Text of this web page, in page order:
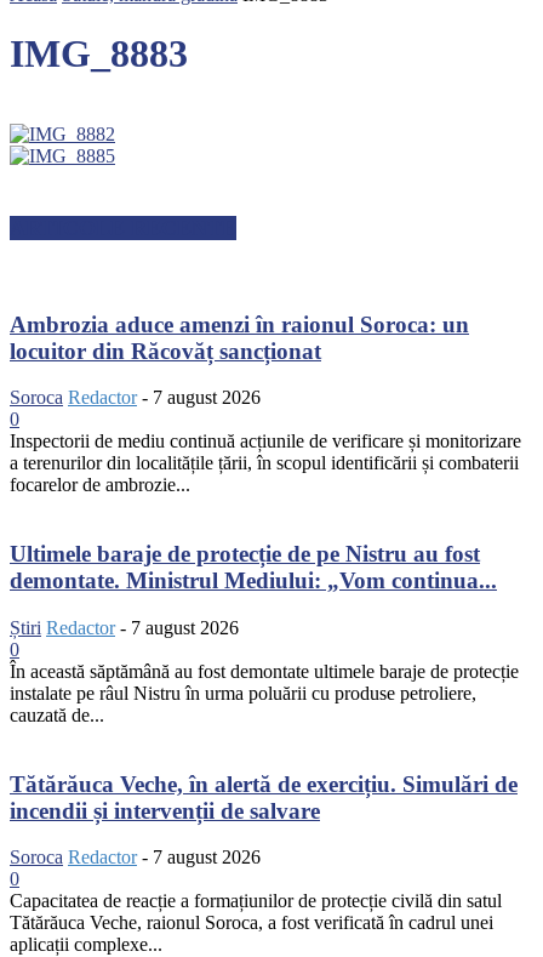
IMG_8883
Ambrozia aduce amenzi în raionul Soroca: un
locuitor din Răcovăț sancționat
Soroca Redactor - 7 august 2026
0
Inspectorii de mediu continuă acțiunile de verificare și monitorizare
a terenurilor din localitățile țării, în scopul identificării și combaterii
focarelor de ambrozie...
Ultimele baraje de protecție de pe Nistru au fost
demontate. Ministrul Mediului: „Vom continua...
Știri Redactor - 7 august 2026
0
În această săptămână au fost demontate ultimele baraje de protecție
instalate pe râul Nistru în urma poluării cu produse petroliere,
cauzată de...
Tătărăuca Veche, în alertă de exercițiu. Simulări de
incendii și intervenții de salvare
Soroca Redactor - 7 august 2026
0
Capacitatea de reacție a formațiunilor de protecție civilă din satul
Tătărăuca Veche, raionul Soroca, a fost verificată în cadrul unei
aplicații complexe...